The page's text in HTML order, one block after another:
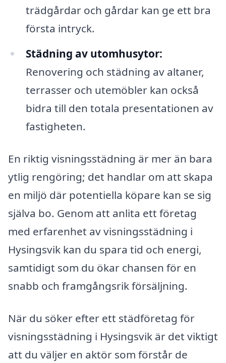
trädgårdar och gårdar kan ge ett bra
första intryck.
Städning av utomhusytor:
Renovering och städning av altaner,
terrasser och utemöbler kan också
bidra till den totala presentationen av
fastigheten.
En riktig visningsstädning är mer än bara
ytlig rengöring; det handlar om att skapa
en miljö där potentiella köpare kan se sig
själva bo. Genom att anlita ett företag
med erfarenhet av visningsstädning i
Hysingsvik kan du spara tid och energi,
samtidigt som du ökar chansen för en
snabb och framgångsrik försäljning.
När du söker efter ett städföretag för
visningsstädning i Hysingsvik är det viktigt
att du väljer en aktör som förstår de